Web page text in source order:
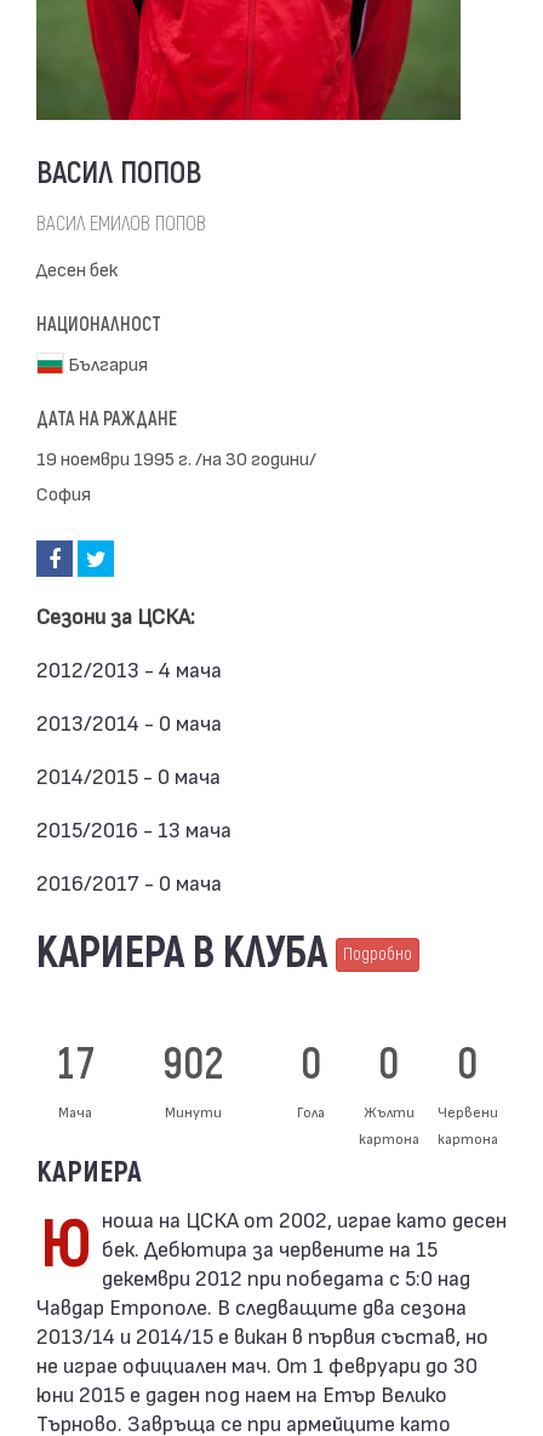
ВАСИЛ ПОПОВ
ВАСИЛ ЕМИЛОВ ПОПОВ
Десен бек
НАЦИОНАЛНОСТ
България
ДАТА НА РАЖДАНЕ
19 ноември 1995 г. /на 30 години/
София
Сезони за ЦСКА:
2012/2013 - 4 мача
2013/2014 - 0 мача
2014/2015 - 0 мача
2015/2016 - 13 мача
2016/2017 - 0 мача
КАРИЕРА В КЛУБА Подробно
17
Мача
902
Минути
0
Гола
0
Жълти
картона
0
Червени
картона
КАРИЕРА
Юноша на ЦСКА от 2002, играе като десен бек. Дебютира за червените на 15
декември 2012 при победата с 5:0 над
Чавдар Етрополе. В следващите два сезона
2013/14 и 2014/15 е викан в първия състав, но
не играе официален мач. От 1 февруари до 30
юни 2015 е даден под наем на Етър Велико
Търново. Завръща се при армейците като